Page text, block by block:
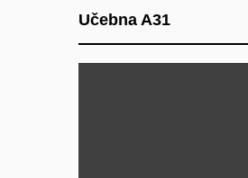
Učebna A31